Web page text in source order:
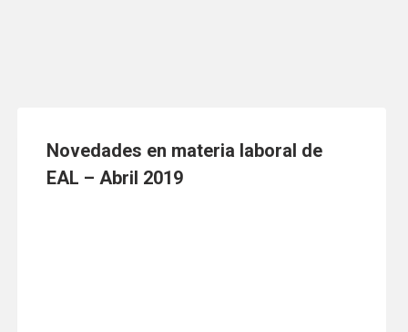
Novedades en materia laboral de
EAL – Abril 2019